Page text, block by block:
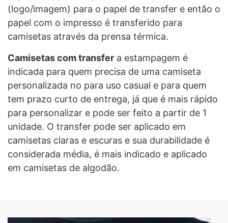
(logo/imagem) para o papel de transfer e então o
papel com o impresso é transferido para
camisetas através da prensa térmica.
Camisetas com transfer a estampagem é
indicada para quem precisa de uma camiseta
personalizada no para uso casual e para quem
tem prazo curto de entrega, já que é mais rápido
para personalizar e pode ser feito a partir de 1
unidade. O transfer pode ser aplicado em
camisetas claras e escuras e sua durabilidade é
considerada média, é mais indicado e aplicado
em camisetas de algodão.